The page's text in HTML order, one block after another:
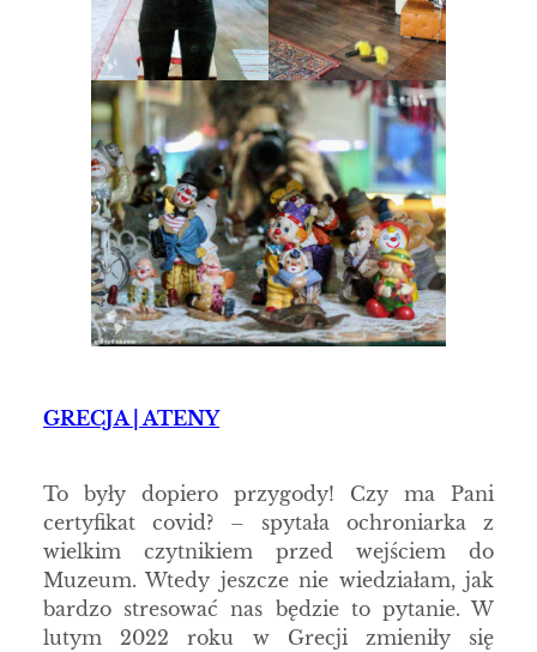
GRECJA | ATENY
To były dopiero przygody! Czy ma Pani
certyfikat covid? – spytała ochroniarka z
wielkim czytnikiem przed wejściem do
Muzeum. Wtedy jeszcze nie wiedziałam, jak
bardzo stresować nas będzie to pytanie. W
lutym 2022 roku w Grecji zmieniły się